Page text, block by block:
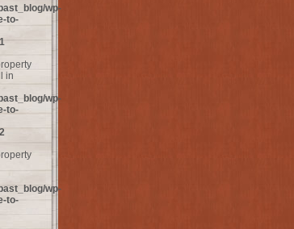
wp-
to-
in
wp-
to-
wp-
to-